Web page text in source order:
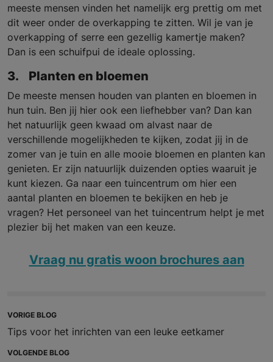
meeste mensen vinden het namelijk erg prettig om met
dit weer onder de overkapping te zitten. Wil je van je
overkapping of serre een gezellig kamertje maken?
Dan is een schuifpui de ideale oplossing.
3. Planten en bloemen
De meeste mensen houden van planten en bloemen in
hun tuin. Ben jij hier ook een liefhebber van? Dan kan
het natuurlijk geen kwaad om alvast naar de
verschillende mogelijkheden te kijken, zodat jij in de
zomer van je tuin en alle mooie bloemen en planten kan
genieten. Er zijn natuurlijk duizenden opties waaruit je
kunt kiezen. Ga naar een tuincentrum om hier een
aantal planten en bloemen te bekijken en heb je
vragen? Het personeel van het tuincentrum helpt je met
plezier bij het maken van een keuze.
Vraag nu gratis woon brochures aan
VORIGE BLOG
Tips voor het inrichten van een leuke eetkamer
VOLGENDE BLOG